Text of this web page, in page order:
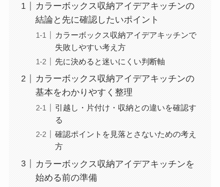
カラーボックス収納アイデアキッチンの
結論と先に確認したいポイント
カラーボックス収納アイデアキッチンで
失敗しやすい考え方
先に決めると迷いにくい判断軸
カラーボックス収納アイデアキッチンの
基本をわかりやすく整理
引越し・片付け・収納との違いを確認す
る
確認ポイントを見落とさないための考え
方
カラーボックス収納アイデアキッチンを
始める前の準備